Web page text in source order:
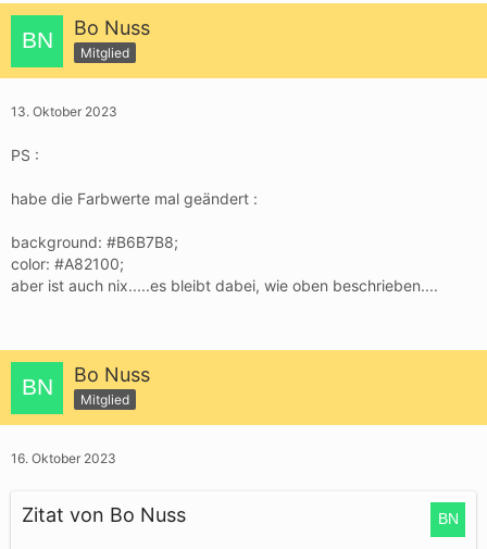
Bo Nuss
Mitglied
13. Oktober 2023
PS :
habe die Farbwerte mal geändert :
background: #B6B7B8;
color: #A82100;
aber ist auch nix.....es bleibt dabei, wie oben beschrieben....
Bo Nuss
Mitglied
16. Oktober 2023
Zitat von Bo Nuss